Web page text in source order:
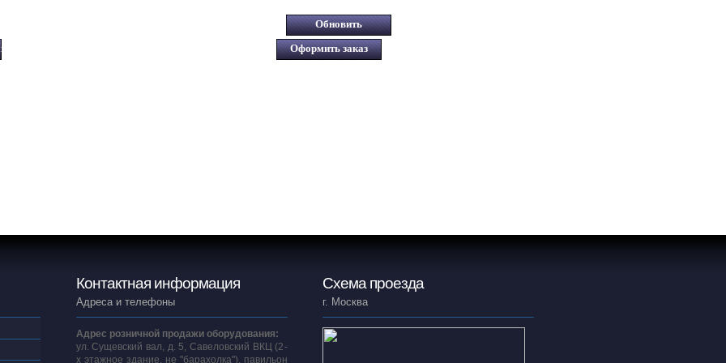
Контактная информация
Адреса и телефоны
Адрес розничной продажи оборудования:
ул. Сущевский вал, д. 5, Савеловский ВКЦ (2-
х этажное здание, не "барахолка"), павильон
Схема проезда
г. Москва